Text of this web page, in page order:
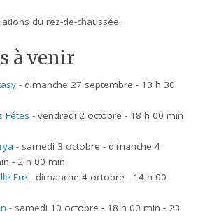
du rez-de-chaussée.
à venir
- dimanche 27 septembre - 13 h 30
Fêtes - vendredi 2 octobre - 18 h 00 min
- samedi 3 octobre - dimanche 4
- 2 h 00 min
Ere - dimanche 4 octobre - 14 h 00
- samedi 10 octobre - 18 h 00 min - 23